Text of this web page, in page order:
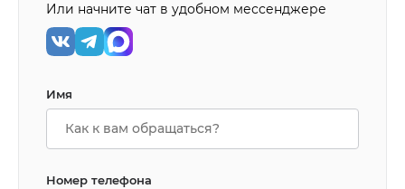
Или начните чат в удобном мессенджере
Имя
Номер телефона